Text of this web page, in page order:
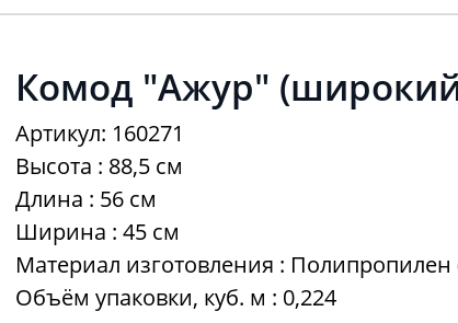
Комод "Ажур"
Артикул: 160271
Высота : 88,5 см
Длина : 56 см
Ширина : 45 см
Материал изготовления : Полипропилен
Объём упаковки, куб. м : 0,224